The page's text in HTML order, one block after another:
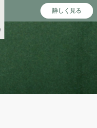
詳しく見る